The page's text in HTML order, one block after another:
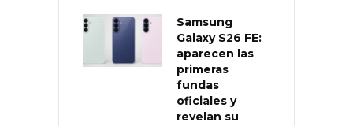
Samsung
Galaxy S26 FE:
aparecen las
primeras
fundas
oficiales y
revelan su